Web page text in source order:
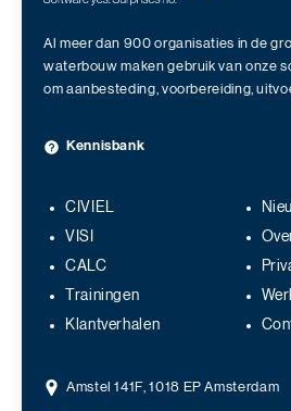
Al meer dan 900 organisaties in de
waterbouw maken gebruik van onze
om aanbesteding, voorbereiding,
Kennisbank
CIVIEL
VISI
CALC
Trainingen
Klantverhalen
Amstel 141F, 1018 EP Amsterdam